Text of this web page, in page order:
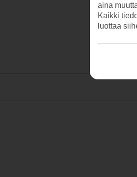
aina
Kaikki
luottaa